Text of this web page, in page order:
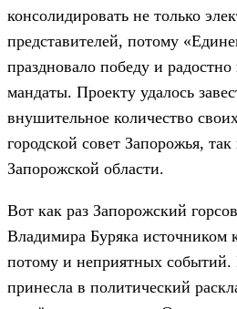
консолидировать не только
представителей, потому
праздновало победу и
мандаты. Проекту удалось
внушительное количество
городской совет Запорожья,
Запорожской области.
Вот как раз Запорожский
Владимира Буряка источником
потому и неприятных событий.
принесла в политический